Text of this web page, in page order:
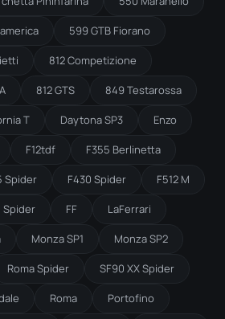
599 GTB Fiorano
812 Competizione
812 GTS 849 Testarossa
T Daytona SP3 Enzo
F12tdf F355 Berlinetta
Spider F430 Spider F512 M
Spider FF LaFerrari
Monza SP1 Monza SP2
Roma Spider SF90 XX Spider
Roma Portofino